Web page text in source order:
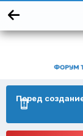
Перед